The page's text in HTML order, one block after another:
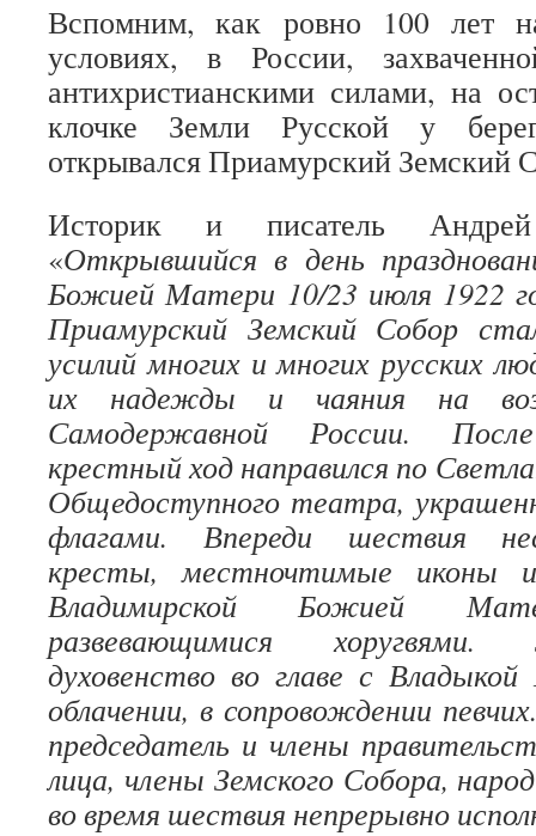
Вспомним, как ровно 100 лет
условиях, в России,
антихристианскими силами, на
клочке Земли Русской у
открывался Приамурский Земский
Историк и писатель
«Открывшийся в день
Божией Матери 10/23 июля 1922
Приамурский Земский Собор
усилий многих и многих русских
их надежды и чаяния на
Самодержавной России.
крестный ход направился по
Общедоступного театра,
флагами. Впереди шествия
кресты, местночтимые иконы
Владимирской Божией
развевающимися хоругвями.
духовенство во главе с
облачении, в сопровождении
председатель и члены
лица, члены Земского Собора,
во время шествия непрерывно